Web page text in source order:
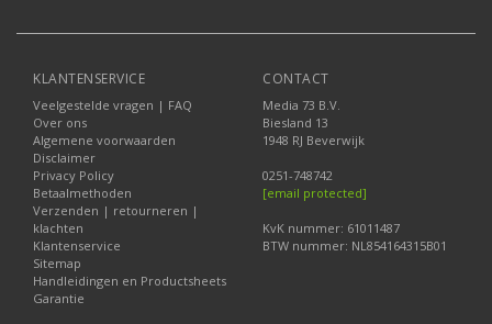
KLANTENSERVICE
Veelgestelde vragen | FAQ
Over ons
Algemene voorwaarden
Disclaimer
Privacy Policy
Betaalmethoden
Verzenden | retourneren |
klachten
Klantenservice
Sitemap
Handleidingen en Productsheets
Garantie
CONTACT
Media 73 B.V.
Biesland 13
1948 RJ Beverwijk
0251-748742
[email protected]
KvK nummer: 61011487
BTW nummer: NL854164315B01